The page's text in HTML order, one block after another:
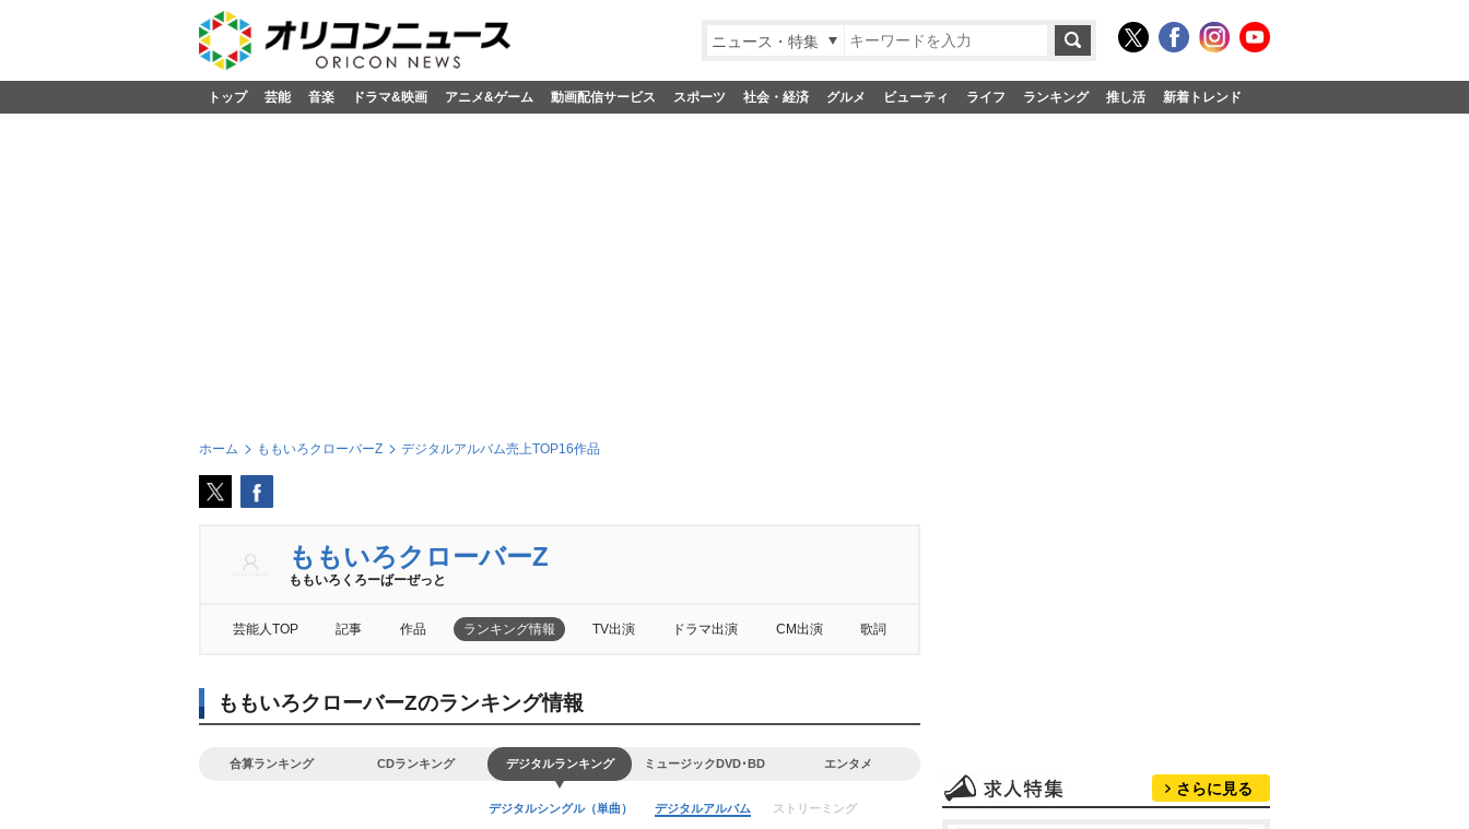
ニュース・特集
トップ 芸能 音楽 ドラマ&映画 アニメ&ゲーム 動画配信サービス スポーツ 社会・経済 グルメ ビューティ ライフ ランキング 推し活 新着トレンド
ホーム ももいろクローバーZ デジタルアルバム売上TOP16作品
ももいろクローバーZ
ももいろくろーばーぜっと
芸能人TOP 記事 作品 ランキング情報 TV出演 ドラマ出演 CM出演 歌詞
ももいろクローバーZのランキング情報
合算ランキング CDランキング デジタルランキング ミュージックDVD･BD エンタメ
デジタルシングル（単曲） デジタルアルバム ストリーミング
さらに見る